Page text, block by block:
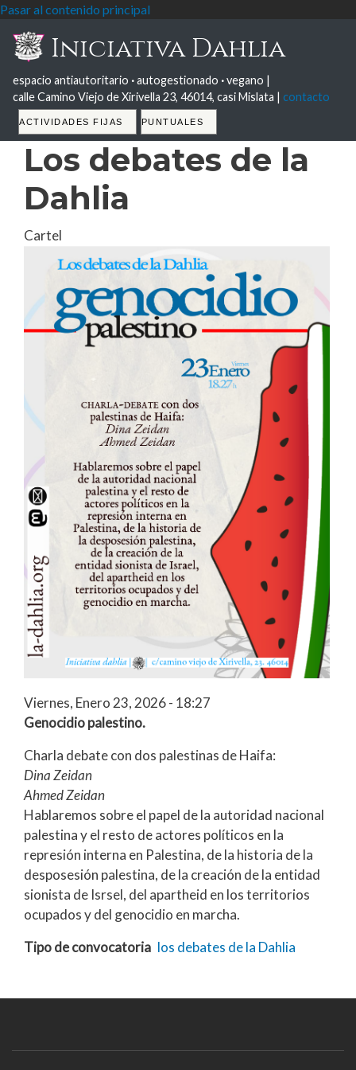
Pasar al contenido principal
Iniciativa Dahlia
espacio antiautoritario ·autogestionado ·vegano |
calle Camino Viejo de Xirivella 23, 46014, casi Mislata | contacto
Tabs
ACTIVIDADES FIJAS PUNTUALES
Los debates de la
Dahlia
Cartel
Viernes, Enero 23, 2026 - 18:27
Genocidio palestino.
Charla debate con dos palestinas de Haifa:
Dina Zeidan
Ahmed Zeidan
Hablaremos sobre el papel de la autoridad nacional
palestina y el resto de actores políticos en la
represión interna en Palestina, de la historia de la
desposesión palestina, de la creación de la entidad
sionista de Isrsel, del apartheid en los territorios
ocupados y del genocidio en marcha.
Tipo de convocatoria los debates de la Dahlia